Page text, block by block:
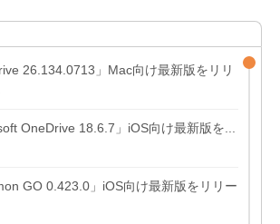
26.134.0713」Mac向け最新版をリリ
OneDrive 18.6.7」iOS向け最新版を...
GO 0.423.0」iOS向け最新版をリリー